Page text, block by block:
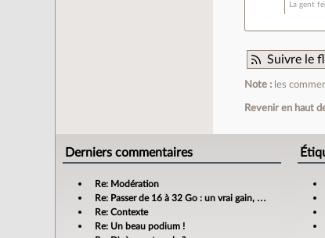
La gent
Suivre le
Note : les
Revenir en haut
Derniers commentaires
Re: Modération
Re: Passer de 16 à 32 Go : un vrai gain, mais jusqu’où ?
Re: Contexte
Re: Un beau podium !